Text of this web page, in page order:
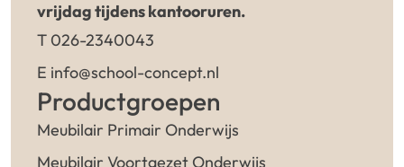
vrijdag tijdens kantooruren.
T 026-2340043
E info@school-concept.nl
Productgroepen
Meubilair Primair Onderwijs
Meubilair Voortgezet Onderwijs